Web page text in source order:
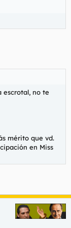
escrotal, no te
mérito que vd.
en Miss